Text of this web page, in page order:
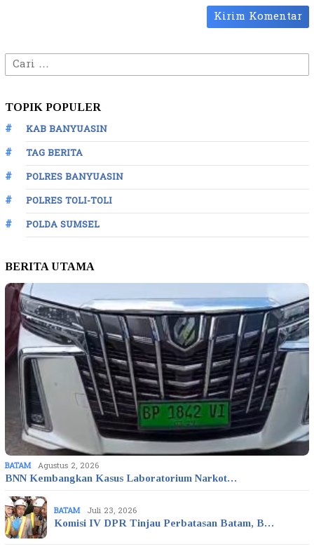
Cari
untuk:
TOPIK POPULER
KAB BANYUASIN
TAG BERITA
POLRES BANYUASIN
POLRES TOLI-TOLI
POLDA SUMSEL
BERITA UTAMA
BATAM Agustus 2, 2026
BNN Kembangkan Kasus Laboratorium Narkot…
BATAM Juli 23, 2026
Komisi IV DPR Tinjau Perbatasan Batam, B…